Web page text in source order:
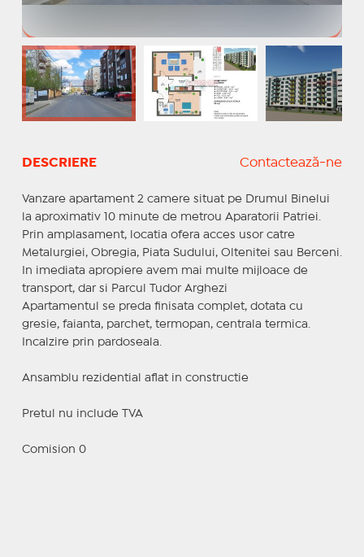
DESCRIERE Contactează-ne
Vanzare apartament 2 camere situat pe Drumul Binelui
la aproximativ 10 minute de metrou Aparatorii Patriei.
Prin amplasament, locatia ofera acces usor catre
Metalurgiei, Obregia, Piata Sudului, Oltenitei sau Berceni.
In imediata apropiere avem mai multe mijloace de
transport, dar si Parcul Tudor Arghezi
Apartamentul se preda finisata complet, dotata cu
gresie, faianta, parchet, termopan, centrala termica.
Incalzire prin pardoseala.
Ansamblu rezidential aflat in constructie
Pretul nu include TVA
Comision 0